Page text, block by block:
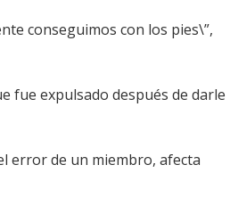
conseguimos con los pies\”,
fue expulsado después de darle
error de un miembro, afecta